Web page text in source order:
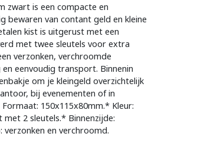
zwart is een compacte en
bewaren van contant geld en kleine
kist is uitgerust met een
met twee sleutels voor extra
verzonken, verchroomde
eenvoudig transport. Binnenin
om je kleingeld overzichtelijk
bij evenementen of in
150x115x80mm.* Kleur:
2 sleutels.* Binnenzijde:
en verchroomd.